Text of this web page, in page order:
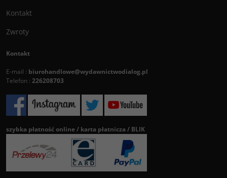
Kontakt
Zwroty
Kontakt
E-mail : biurohandlowe@wydawnictwodialog.pl
Telefon : 226208703
szybka płatność online / karta płatnicza / BLIK